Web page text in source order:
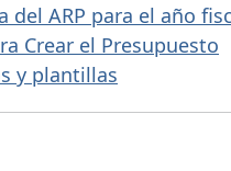
ARP para el año
Crear el Presupuesto
y plantillas